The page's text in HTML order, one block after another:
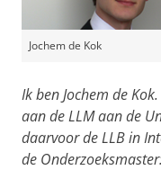
Jochem de Kok
Ik ben Jochem de
aan de LLM aan de
daarvoor de LLB in
de